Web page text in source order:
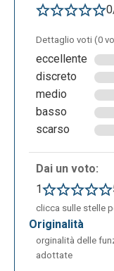
Tramite il punto
un nuovo
inserimento del
partecipanti, ad
ed un
Una volta
aggiungervi
genitori
piace”.
Dettaglio voti (0
eccellente
discreto
medio
basso
scarso
Dai un voto:
1
clicca sulle stelle
originalità
orginalità delle
adottate